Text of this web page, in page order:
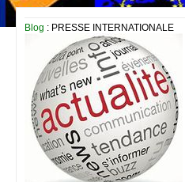
Blog : PRESSE INTERNATIONALE